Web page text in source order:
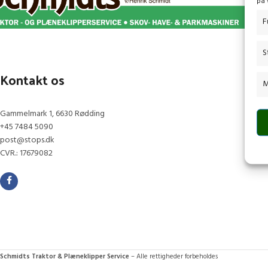
Kontakt os
Gammelmark 1, 6630 Rødding
+45 7484 5090
post@stops.dk
CVR.: 17679082
Schmidts Traktor & Plæneklipper Service – Alle rettigheder forbeholdes